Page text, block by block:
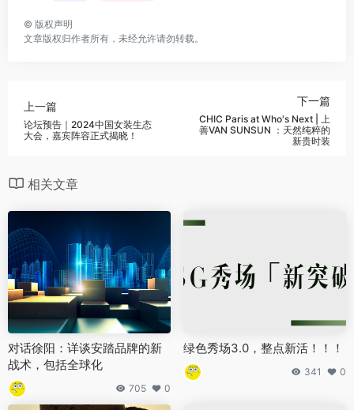
© 版权声明
文章版权归作者所有，未经允许请勿转载。
上一篇
论坛预告｜2024中国女装生态
大会，嘉宾阵容正式揭晓！
下一篇
CHIC Paris at Who's Next | 上
善VAN SUNSUN ：天然纯粹的
新贵时装
相关文章
对话徐阳：详谈安踏品牌的新
战术，包括全球化
705 0
绿色秀场3.0，整点新活！！！
341 0